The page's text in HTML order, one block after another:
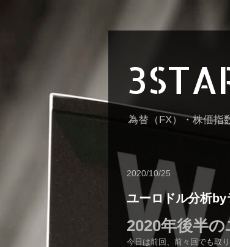
為替（FX）・株価指
2020/10/25
ユーロドル分析
2020年後半
今日は前回、前々回でも取